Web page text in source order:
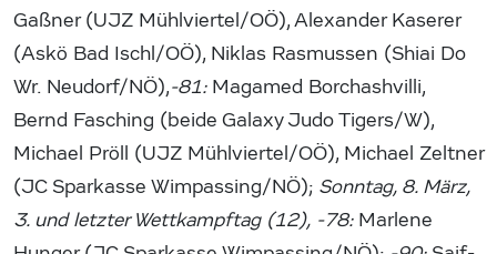
Gaßner (UJZ Mühlviertel/OÖ), Alexander Kaserer
(Askö Bad Ischl/OÖ), Niklas Rasmussen (Shiai Do
Wr. Neudorf/NÖ),-81:Magamed Borchashvilli,
Bernd Fasching (beide Galaxy Judo Tigers/W),
Michael Pröll (UJZ Mühlviertel/OÖ), Michael Zeltner
(JC Sparkasse Wimpassing/NÖ); Sonntag, 8. März,
3. und letzter Wettkampftag (12), -78:Marlene